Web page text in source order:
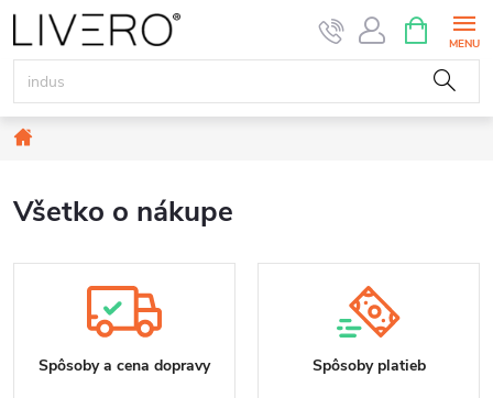
Prejsť
na
obsah
KOŠÍK
Všetko o nákupe
Spôsoby a cena dopravy Spôsoby platieb